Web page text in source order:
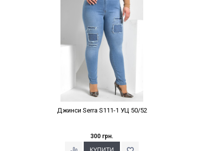
Джинси Serra S111-1 УЦ 50/52
300 грн.